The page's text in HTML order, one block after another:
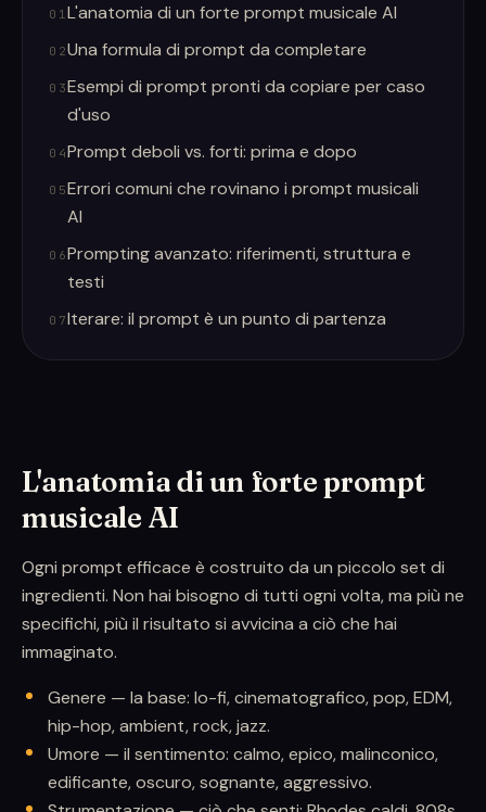
01L'anatomia di un forte prompt musicale AI
02Una formula di prompt da completare
03Esempi di prompt pronti da copiare per caso
d'uso
04Prompt deboli vs. forti: prima e dopo
05Errori comuni che rovinano i prompt musicali
AI
06Prompting avanzato: riferimenti, struttura e
testi
07Iterare: il prompt è un punto di partenza
L'anatomia di un forte prompt
musicale AI
Ogni prompt efficace è costruito da un piccolo set di
ingredienti. Non hai bisogno di tutti ogni volta, ma più ne
specifichi, più il risultato si avvicina a ciò che hai
immaginato.
Genere — la base: lo-fi, cinematografico, pop, EDM,
hip-hop, ambient, rock, jazz.
Umore — il sentimento: calmo, epico, malinconico,
edificante, oscuro, sognante, aggressivo.